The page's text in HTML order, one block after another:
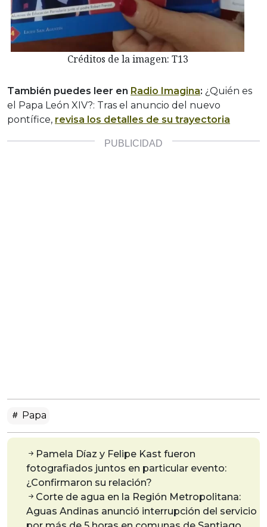
Créditos de la imagen: T13
También puedes leer en Radio Imagina: ¿Quién es
el Papa León XIV?: Tras el anuncio del nuevo
pontífice, revisa los detalles de su trayectoria
Papa
Pamela Díaz y Felipe Kast fueron
fotografiados juntos en particular evento:
¿Confirmaron su relación?
Corte de agua en la Región Metropolitana:
Aguas Andinas anunció interrupción del servicio